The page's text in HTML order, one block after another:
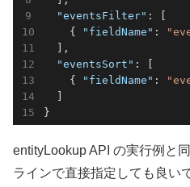
"eventsFilter" : [
    {
"fieldName" :
  ],
"eventsSort" : [
    {
"fieldName" :
  ]
}
entityLookup API の実行例と
ラインで直接指定しても良い